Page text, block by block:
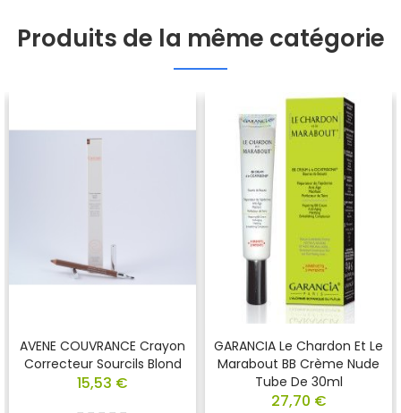
Produits de la même catégorie
AVENE COUVRANCE Crayon
Correcteur Sourcils Blond
15,53 €
GARANCIA Le Chardon Et Le
Marabout BB Crème Nude
Tube De 30ml
27,70 €